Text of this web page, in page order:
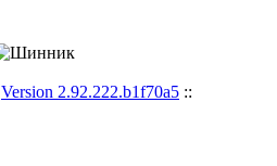
Version 2.92.222.b1f70a5 ::